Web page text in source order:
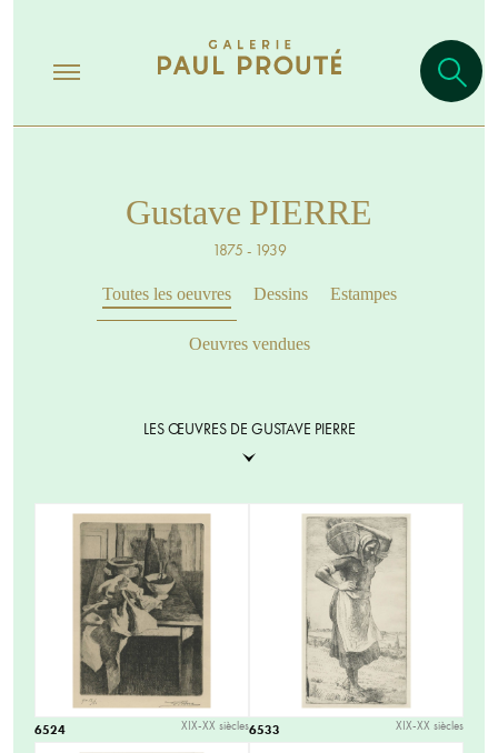
Gustave PIERRE
1875 - 1939
Toutes les oeuvres Dessins Estampes
Oeuvres vendues
LES ŒUVRES DE GUSTAVE PIERRE
6524 XIX-XX siècles6533 XIX-XX siècles